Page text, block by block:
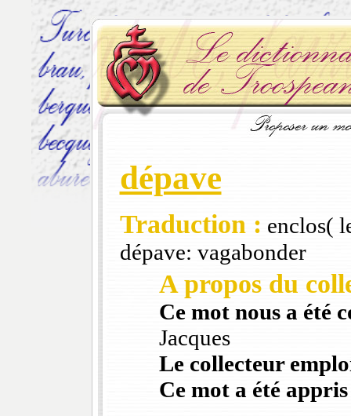
dépave
Traduction : enclos(
dépave: vagabonder
A propos du
Ce mot nous a été
Jacques
Le collecteur
Ce mot a été